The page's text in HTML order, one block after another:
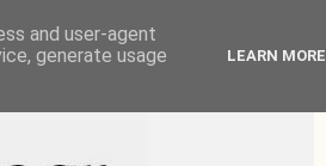
and user-agent
generate usage
LEARN MORE